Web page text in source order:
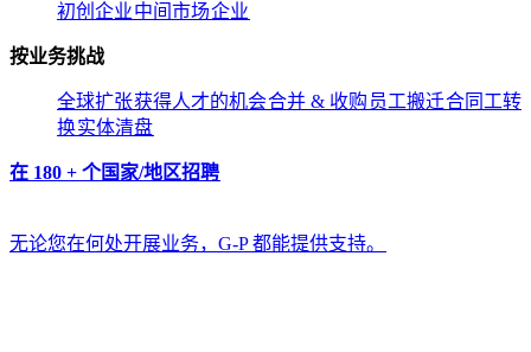
初创企业​​中间市场​​企业​​
按业务挑战​​
全球扩张​​获得人才的机会​​合并 & 收购​​ 员工搬迁​​合同工转
换​​实体清盘​​
在 180 + 个国家/地区招聘​​
无论您在何处开展业务，G-P 都能提供支持。​​